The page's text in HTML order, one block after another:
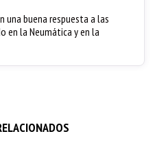
una buena respuesta a las
en la Neumática y en la